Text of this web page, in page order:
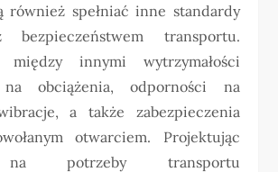
również spełniać inne standardy
bezpieczeństwem transportu.
innymi wytrzymałości
obciążenia, odporności na
a także zabezpieczenia
otwarciem. Projektując
potrzeby transportu